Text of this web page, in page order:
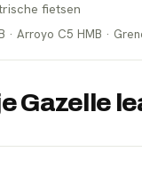
fietsen
· Arroyo C5 HMB ·
Gazelle